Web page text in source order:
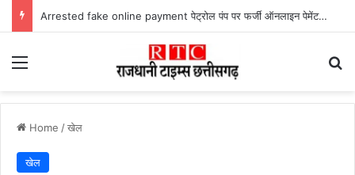
Lailunga Double Murder Case -लैलूंगा के ग्राम छापरपानी में डबल मर्डर और दुष्कर्म कांड का खुलासा, 65 वर्षीय आरोपी गिरफ्तार
Menu
Home /खेल
खेल